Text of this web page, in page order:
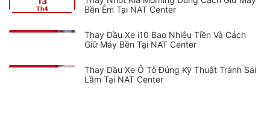
Th4
Bền Êm Tại NAT Center
Thay Dầu Xe i10 Bao Nhiêu Tiền Và Cách
Giữ Máy Bền Tại NAT Center
Thay Dầu Xe Ô Tô Đúng Kỹ Thuật Tránh Sai
Lầm Tại NAT Center